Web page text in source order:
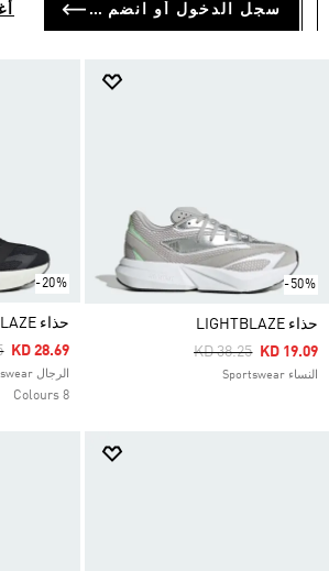
سجل الدخول أو انضم الآن
-50%
حذاء LIGHTBLAZE
Price Reduced
KD 38.25ToKD 19.09
النساء Sportswear
-20%
حذاء LIGHTBLAZE
From
ToKD 28.69
الرجال Sportswear
8 Colours